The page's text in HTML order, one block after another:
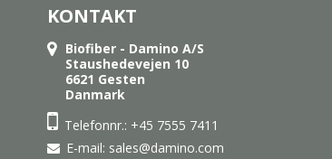
KONTAKT
Biofiber - Damino A/S
Staushedevejen 10
6621 Gesten
Danmark
Telefonnr.: +45 7555 7411
E-mail: sales@damino.com